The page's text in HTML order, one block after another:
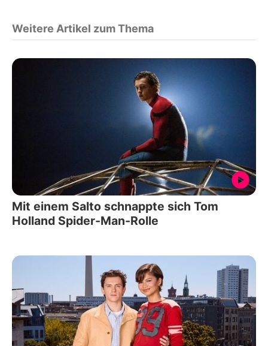
Weitere Artikel zum Thema
Mit einem Salto schnappte sich Tom
Holland Spider-Man-Rolle